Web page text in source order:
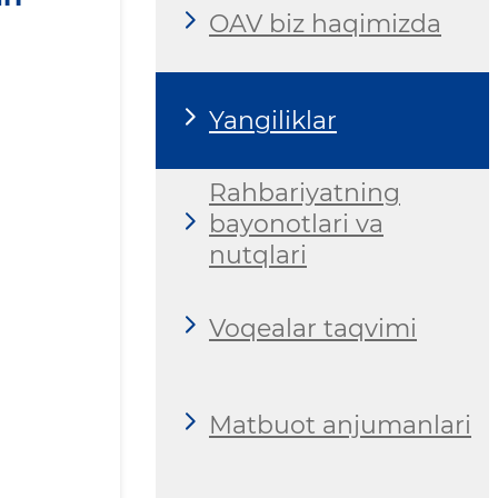
OAV biz haqimizda
Yangiliklar
Rahbariyatning
bayonotlari va
nutqlari
Voqealar taqvimi
Matbuot anjumanlari